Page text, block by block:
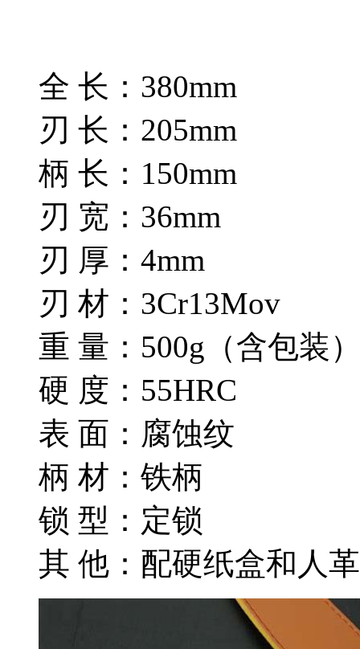
全 长：380mm
刃 长：205mm
柄 长：150mm
刃 宽：36mm
刃 厚：4mm
刃 材：3Cr13Mov
重 量：500g（含包装
硬 度：55HRC
表 面：腐蚀纹
柄 材：铁柄
锁 型：定锁
其 他：配硬纸盒和人